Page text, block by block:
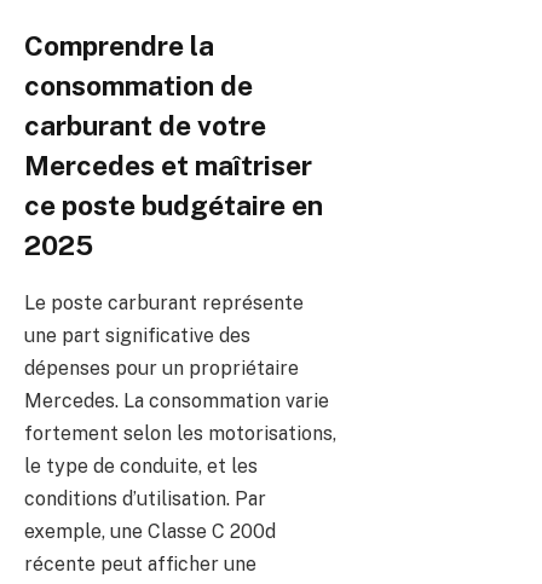
Comprendre la
consommation de
carburant de votre
Mercedes et maîtriser
ce poste budgétaire en
2025
Le poste carburant représente
une part significative des
dépenses pour un propriétaire
Mercedes. La consommation varie
fortement selon les motorisations,
le type de conduite, et les
conditions d’utilisation. Par
exemple, une Classe C 200d
récente peut afficher une